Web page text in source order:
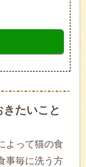
たいこと
よって猫の食
事毎に洗う方